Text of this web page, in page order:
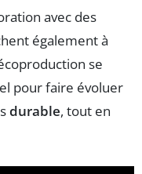
avec des
également à
se
pour faire évoluer
durable, tout en